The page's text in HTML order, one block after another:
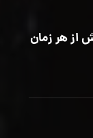
از هر زمان